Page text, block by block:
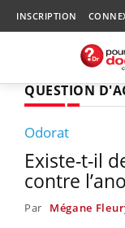
INSCRIPTION
QUESTION
Odorat
Existe-t-il
contre
Par Mégane